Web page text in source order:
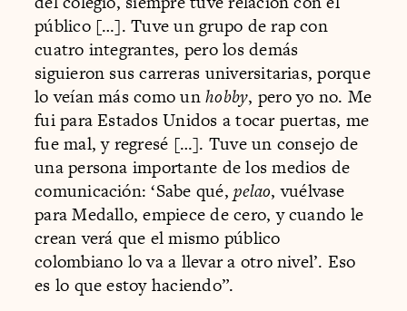
público […]. Tuve un grupo de rap con
cuatro integrantes, pero los demás
siguieron sus carreras universitarias, porque
lo veían más como unhobby, pero yo no. Me
fui para Estados Unidos a tocar puertas, me
fue mal, y regresé […]. Tuve un consejo de
una persona importante de los medios de
comunicación: ‘Sabe qué,pelao, vuélvase
para Medallo, empiece de cero, y cuando le
crean verá que el mismo público
colombiano lo va a llevar a otro nivel’. Eso
es lo que estoy haciendo”.